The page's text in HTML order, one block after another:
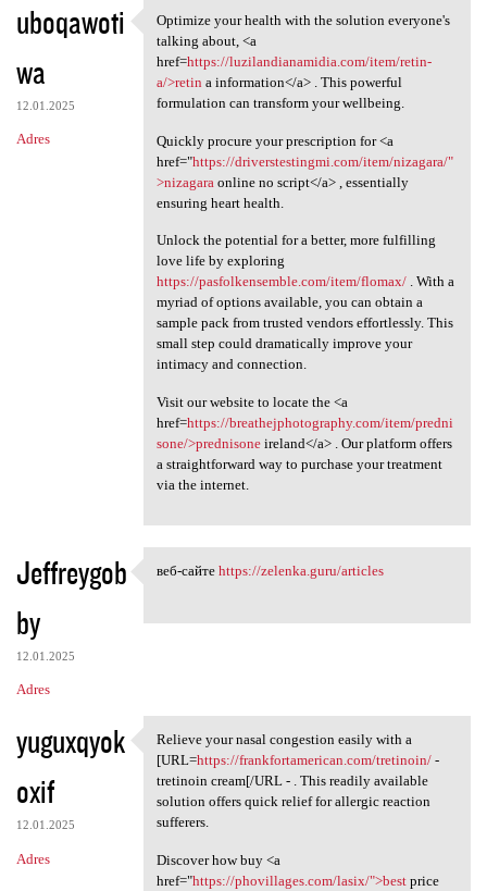
uboqawoti
wa
12.01.2025
Adres
Optimize your health with the
Optimize your health with the solution everyone's
talking about, <a
href=https://luzilandianamidia.com/item/retin-
a/>retin a information</a> . This powerful
formulation can transform your wellbeing.
Quickly procure your prescription for <a
href="https://driverstestingmi.com/item/nizagara/"
>nizagara online no script</a> , essentially
ensuring heart health.
Unlock the potential for a better, more fulfilling
love life by exploring
https://pasfolkensemble.com/item/flomax/. With a
myriad of options available, you can obtain a
sample pack from trusted vendors effortlessly. This
small step could dramatically improve your
intimacy and connection.
Visit our website to locate the <a
href=https://breathejphotography.com/item/predni
sone/>prednisoneireland</a> . Our platform offers
a straightforward way to purchase your treatment
via the internet.
Jeffreygob
by
12.01.2025
Adres
веб-сайте https://zelenka
веб-сайте https://zelenka.guru/articles
yuguxqyok
oxif
12.01.2025
Adres
Relieve your nasal congestion
Relieve your nasal congestion easily with a
[URL=https://frankfortamerican.com/tretinoin/-
tretinoin cream[/URL - . This readily available
solution offers quick relief for allergic reaction
sufferers.
Discover how buy <a
href="https://phovillages.com/lasix/">bestprice